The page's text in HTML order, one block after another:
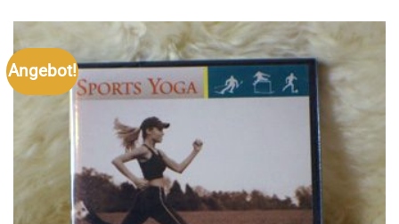
Angebot!